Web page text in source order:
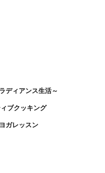
ディアンス生活～
ブクッキング
ガレッスン